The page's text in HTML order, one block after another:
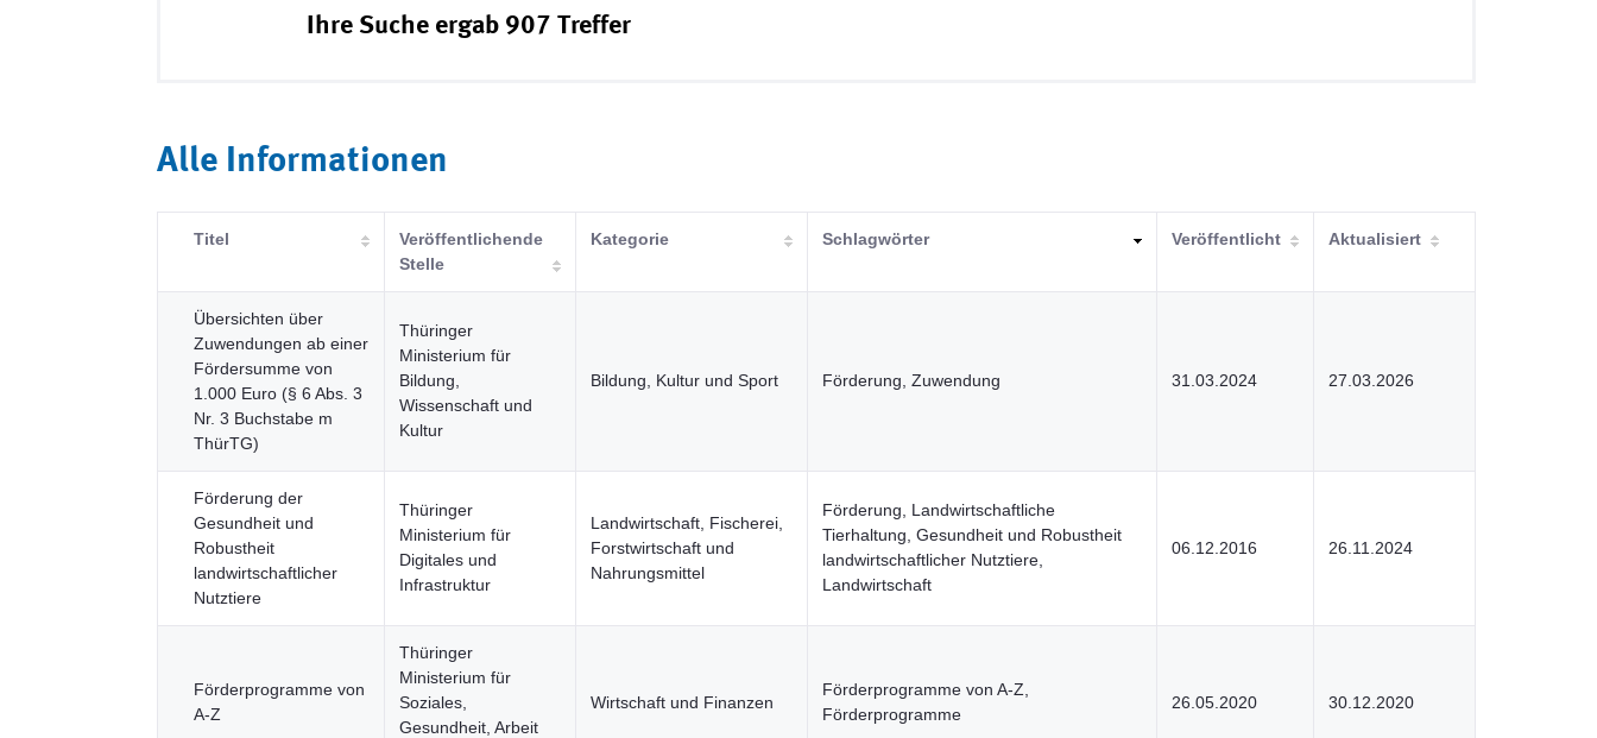
Ihre Suche ergab 907 Treffer
Alle Informationen
Titel
Veröffentlichende
Stelle
Kategorie Schlagwörter Veröffentlicht Aktualisiert
Übersichten über
Zuwendungen ab einer
Fördersumme von
1.000 Euro (§ 6 Abs. 3
Nr. 3 Buchstabe m
ThürTG)
Thüringer
Ministerium für
Bildung,
Wissenschaft und
Kultur
Bildung, Kultur und Sport Förderung, Zuwendung 31.03.2024 27.03.2026
Förderung der
Gesundheit und
Robustheit
landwirtschaftlicher
Nutztiere
Thüringer
Ministerium für
Digitales und
Infrastruktur
Landwirtschaft, Fischerei,
Forstwirtschaft und
Nahrungsmittel
Förderung, Landwirtschaftliche
Tierhaltung, Gesundheit und Robustheit
landwirtschaftlicher Nutztiere,
Landwirtschaft
06.12.2016 26.11.2024
Förderprogramme von
A-Z
Thüringer
Ministerium für
Soziales,
Gesundheit, Arbeit
Wirtschaft und Finanzen
Förderprogramme von A-Z,
Förderprogramme
26.05.2020 30.12.2020